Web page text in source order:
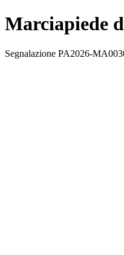
Marciapiede
Segnalazione PA2026-